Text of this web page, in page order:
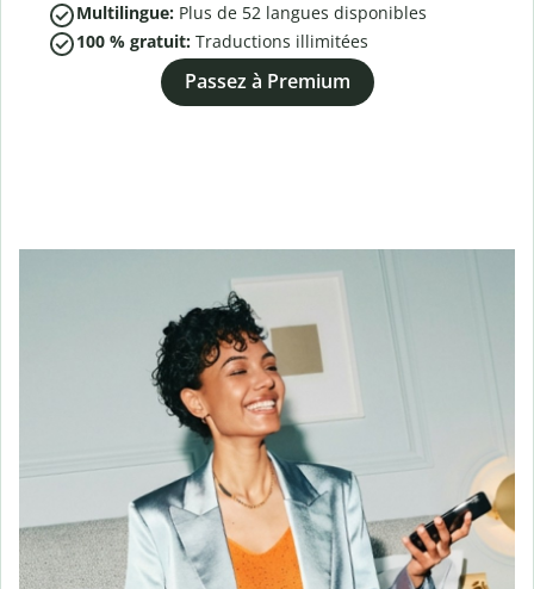
Multilingue: Plus de 52 langues disponibles
100 % gratuit: Traductions illimitées
Passez à Premium